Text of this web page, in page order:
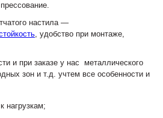
настила —
, удобство при монтаже,
и при заказе у нас металлического
зон и т.д. учтем все особенности и
нагрузкам;